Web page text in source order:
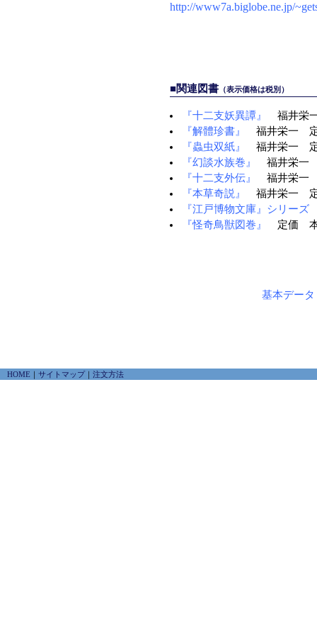
http://www7a.biglobe.ne.jp/
■関連図書 （表示価格は税別）
『十二支妖異譚』
福井栄
『解體珍書』
福井栄一
『蟲虫双紙』
福井栄一
『幻談水族巻』
福井栄一
『十二支外伝』
福井栄一
『本草奇説』
福井栄一
『江戸博物文庫』シリーズ
『怪奇鳥獣図巻』
定価 本
基本データ
HOME サイトマップ 注文方法